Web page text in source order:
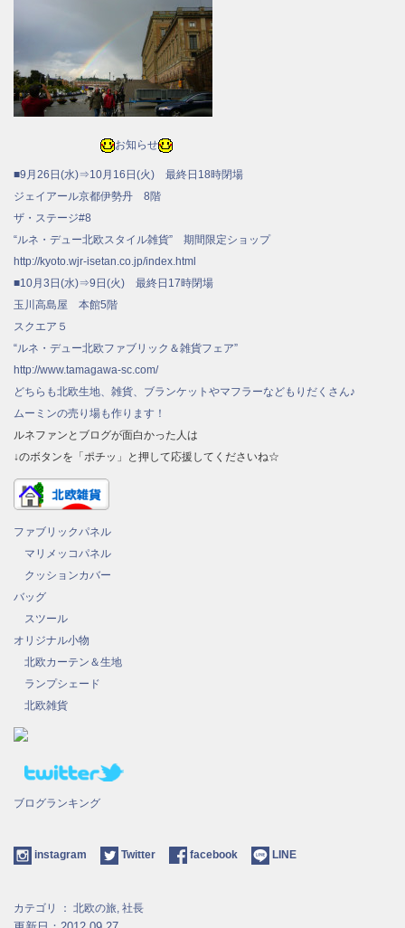
お知らせ
■9月26日(水)⇒10月16日(火) 最終日18時閉場
ジェイアール京都伊勢丹 8階
ザ・ステージ#8
“ルネ・デュー北欧スタイル雑貨” 期間限定ショップ
http://kyoto.wjr-isetan.co.jp/index.html
■10月3日(水)⇒9日(火) 最終日17時閉場
玉川高島屋 本館5階
スクエア５
“ルネ・デュー北欧ファブリック＆雑貨フェア”
http://www.tamagawa-sc.com/
どちらも北欧生地、雑貨、ブランケットやマフラーなどもりだくさん♪
ムーミンの売り場も作ります！
ルネファンとブログが面白かった人は
↓のボタンを「ポチッ」と押して応援してくださいね☆
ファブリックパネル
マリメッコパネル
クッションカバー
バッグ
スツール
オリジナル小物
北欧カーテン＆生地
ランプシェード
北欧雑貨
ブログランキング
instagram Twitter facebook LINE
カテゴリ ： 北欧の旅 社長